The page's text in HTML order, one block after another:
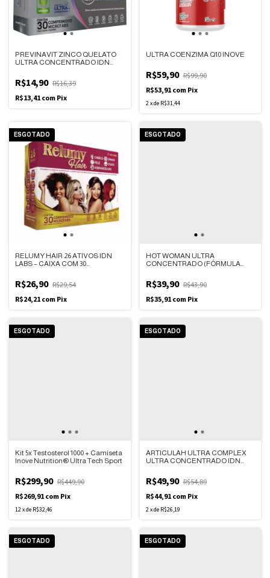
PREVINAVIT ZINCO QUELATO
ULTRA CONCENTRADO IDN
MICROTABS
R$14,90 R$16,39
R$13,41 com Pix
ULTRA COENZIMA Q10 INOVE
R$59,90 R$99,90
R$53,91 com Pix
2xde R$31,44
ESGOTADO
RELUMY HAIR 26 ATIVOS IDN
LABS – CAIXA COM 30
R$26,90 R$29,54
R$24,21 com Pix
ESGOTADO
HOT WOMAN ULTRA
CONCENTRADO (FÓRMULA
COM 30 COMPRIMIDOS
R$39,90 R$43,90
R$35,91 com Pix
ESGOTADO
Kit 5x Testosterol 1000 + Camiseta
Inove Nutrition® Ultra Tech Sport
R$299,90 R$449,90
R$269,91 com Pix
12xde R$32,46
ESGOTADO
ARTICULAH ULTRA COMPLEX
ULTRA CONCENTRADO IDN
COMPRIMIDOS
R$49,90 R$54,89
R$44,91 com Pix
2xde R$26,19
ESGOTADO ESGOTADO